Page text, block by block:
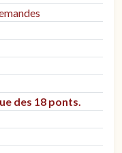
des 18 ponts.